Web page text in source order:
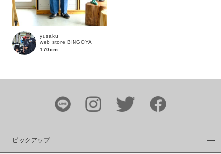
yusaku
web store BINGOYA
170cm
ピックアップ